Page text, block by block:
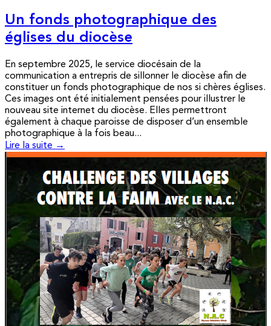
Un fonds photographique des
églises du diocèse
En septembre 2025, le service diocésain de la
communication a entrepris de sillonner le diocèse afin de
constituer un fonds photographique de nos si chères églises.
Ces images ont été initialement pensées pour illustrer le
nouveau site internet du diocèse. Elles permettront
également à chaque paroisse de disposer d’un ensemble
photographique à la fois beau...
Lire la suite →